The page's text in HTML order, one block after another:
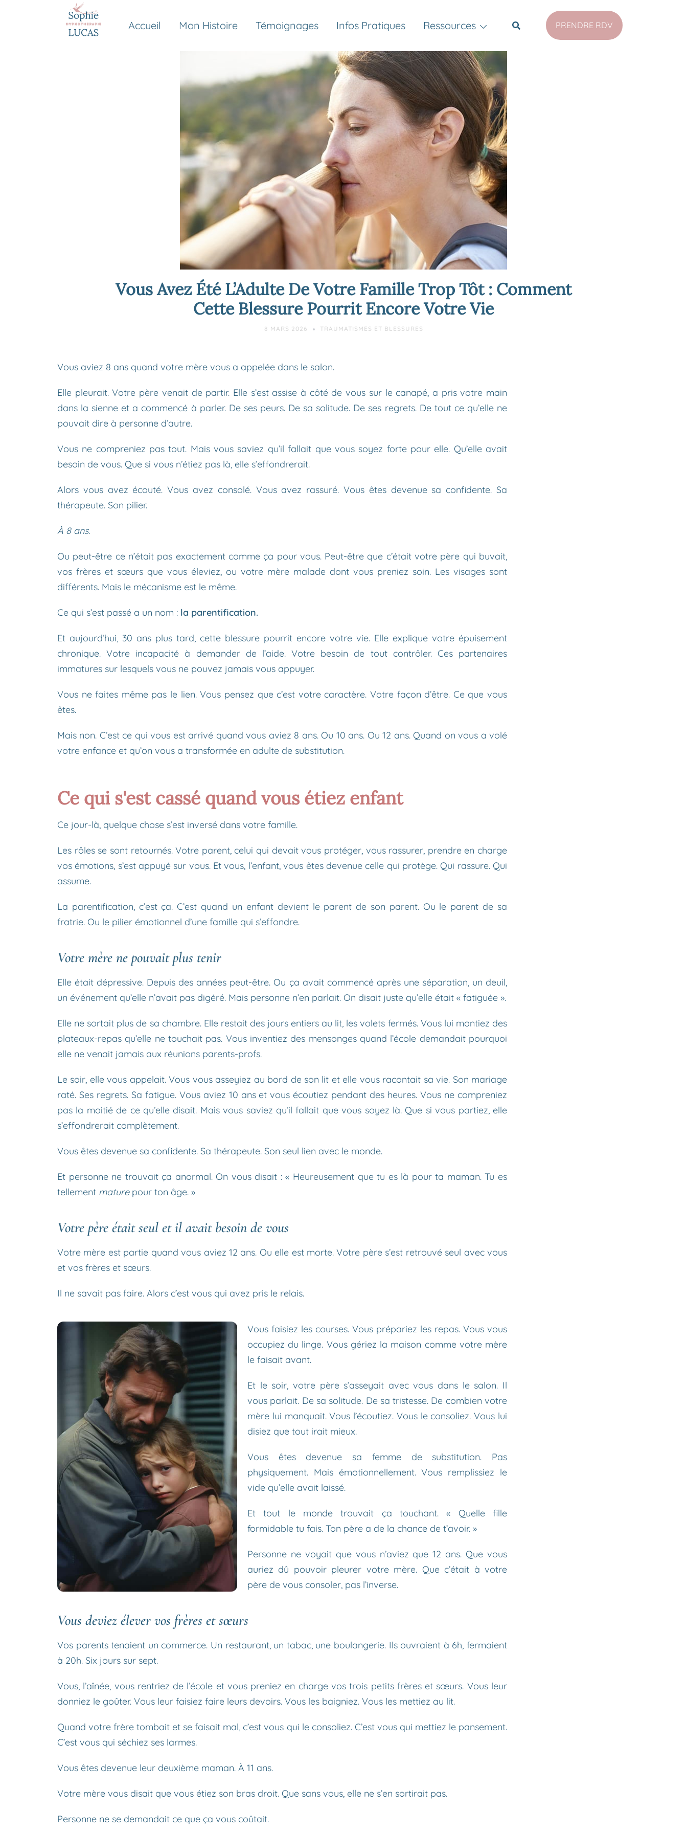
Accueil Mon Histoire Témoignages Infos Pratiques Ressources PRENDRE RDV
Vous Avez Été L’Adulte De Votre Famille Trop Tôt : Comment
Cette Blessure Pourrit Encore Votre Vie
8 MARS 2026 TRAUMATISMES ET BLESSURES
Vous aviez 8 ans quand votre mère vous a appelée dans le salon.
Elle pleurait. Votre père venait de partir. Elle s’est assise à côté de vous sur le canapé, a pris votre main
dans la sienne et a commencé à parler. De ses peurs. De sa solitude. De ses regrets. De tout ce qu’elle ne
pouvait dire à personne d’autre.
Vous ne compreniez pas tout. Mais vous saviez qu’il fallait que vous soyez forte pour elle. Qu’elle avait
besoin de vous. Que si vous n’étiez pas là, elle s’effondrerait.
Alors vous avez écouté. Vous avez consolé. Vous avez rassuré. Vous êtes devenue sa confidente. Sa
thérapeute. Son pilier.
À 8 ans.
Ou peut-être ce n’était pas exactement comme ça pour vous. Peut-être que c’était votre père qui buvait,
vos frères et sœurs que vous éleviez, ou votre mère malade dont vous preniez soin. Les visages sont
différents. Mais le mécanisme est le même.
Ce qui s’est passé a un nom : la parentification.
Et aujourd’hui, 30 ans plus tard, cette blessure pourrit encore votre vie. Elle explique votre épuisement
chronique. Votre incapacité à demander de l’aide. Votre besoin de tout contrôler. Ces partenaires
immatures sur lesquels vous ne pouvez jamais vous appuyer.
Vous ne faites même pas le lien. Vous pensez que c’est votre caractère. Votre façon d’être. Ce que vous
êtes.
Mais non. C’est ce qui vous est arrivé quand vous aviez 8 ans. Ou 10 ans. Ou 12 ans. Quand on vous a volé
votre enfance et qu’on vous a transformée en adulte de substitution.
Ce qui s'est cassé quand vous étiez enfant
Ce jour-là, quelque chose s’est inversé dans votre famille.
Les rôles se sont retournés. Votre parent, celui qui devait vous protéger, vous rassurer, prendre en charge
vos émotions, s’est appuyé sur vous. Et vous, l’enfant, vous êtes devenue celle qui protège. Qui rassure. Qui
assume.
La parentification, c’est ça. C’est quand un enfant devient le parent de son parent. Ou le parent de sa
fratrie. Ou le pilier émotionnel d’une famille qui s’effondre.
Votre mère ne pouvait plus tenir
Elle était dépressive. Depuis des années peut-être. Ou ça avait commencé après une séparation, un deuil,
un événement qu’elle n’avait pas digéré. Mais personne n’en parlait. On disait juste qu’elle était « fatiguée ».
Elle ne sortait plus de sa chambre. Elle restait des jours entiers au lit, les volets fermés. Vous lui montiez des
plateaux-repas qu’elle ne touchait pas. Vous inventiez des mensonges quand l’école demandait pourquoi
elle ne venait jamais aux réunions parents-profs.
Le soir, elle vous appelait. Vous vous asseyiez au bord de son lit et elle vous racontait sa vie. Son mariage
raté. Ses regrets. Sa fatigue. Vous aviez 10 ans et vous écoutiez pendant des heures. Vous ne compreniez
pas la moitié de ce qu’elle disait. Mais vous saviez qu’il fallait que vous soyez là. Que si vous partiez, elle
s’effondrerait complètement.
Vous êtes devenue sa confidente. Sa thérapeute. Son seul lien avec le monde.
Et personne ne trouvait ça anormal. On vous disait : « Heureusement que tu es là pour ta maman. Tu es
tellement mature pour ton âge. »
Votre père était seul et il avait besoin de vous
Votre mère est partie quand vous aviez 12 ans. Ou elle est morte. Votre père s’est retrouvé seul avec vous
et vos frères et sœurs.
Il ne savait pas faire. Alors c’est vous qui avez pris le relais.
Vous faisiez les courses. Vous prépariez les repas. Vous vous
occupiez du linge. Vous gériez la maison comme votre mère
le faisait avant.
Et le soir, votre père s’asseyait avec vous dans le salon. Il
vous parlait. De sa solitude. De sa tristesse. De combien votre
mère lui manquait. Vous l’écoutiez. Vous le consoliez. Vous lui
disiez que tout irait mieux.
Vous êtes devenue sa femme de substitution. Pas
physiquement. Mais émotionnellement. Vous remplissiez le
vide qu’elle avait laissé.
Et tout le monde trouvait ça touchant. « Quelle fille
formidable tu fais. Ton père a de la chance de t’avoir. »
Personne ne voyait que vous n’aviez que 12 ans. Que vous
auriez dû pouvoir pleurer votre mère. Que c’était à votre
père de vous consoler, pas l’inverse.
Vous deviez élever vos frères et sœurs
Vos parents tenaient un commerce. Un restaurant, un tabac, une boulangerie. Ils ouvraient à 6h, fermaient
à 20h. Six jours sur sept.
Vous, l’aînée, vous rentriez de l’école et vous preniez en charge vos trois petits frères et sœurs. Vous leur
donniez le goûter. Vous leur faisiez faire leurs devoirs. Vous les baigniez. Vous les mettiez au lit.
Quand votre frère tombait et se faisait mal, c’est vous qui le consoliez. C’est vous qui mettiez le pansement.
C’est vous qui séchiez ses larmes.
Vous êtes devenue leur deuxième maman. À 11 ans.
Votre mère vous disait que vous étiez son bras droit. Que sans vous, elle ne s’en sortirait pas.
Personne ne se demandait ce que ça vous coûtait.